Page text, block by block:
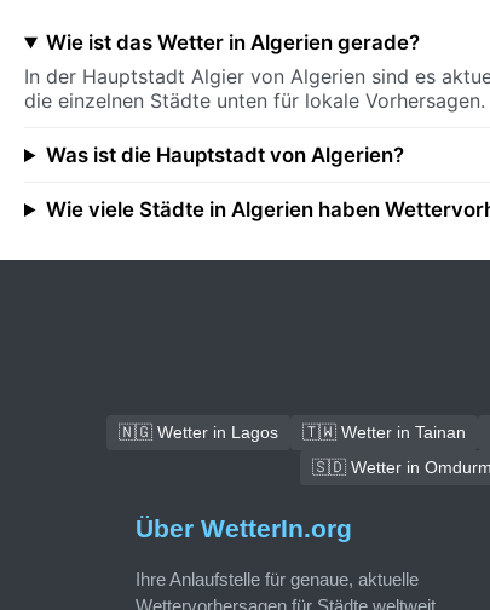
Wie ist das Wetter in Algerien gerade?
In der Hauptstadt Algier von Algerien sind es
die einzelnen Städte unten für lokale Vorhersagen.
Was ist die Hauptstadt von Algerien?
Wie viele Städte in Algerien haben
🇳🇬 Wetter in Lagos 🇹🇼 Wetter in Tainan
🇸🇩 Wetter in
Über WetterIn.org
Ihre Anlaufstelle für genaue, aktuelle
Wettervorhersagen für Städte weltweit.